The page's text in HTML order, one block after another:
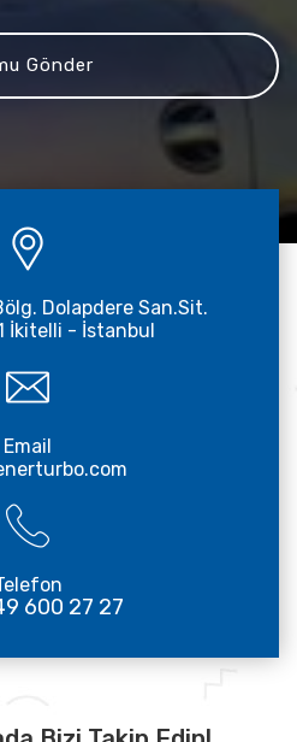
Dolapdere San.Sit.
İkitelli - İstanbul
Email
600 27 27